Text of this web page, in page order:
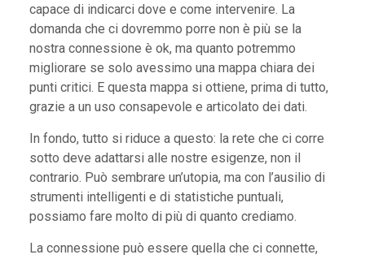
capace di indicarci dove e come intervenire. La
domanda che ci dovremmo porre non è più se la
nostra connessione è ok, ma quanto potremmo
migliorare se solo avessimo una mappa chiara dei
punti critici. E questa mappa si ottiene, prima di tutto,
grazie a un uso consapevole e articolato dei dati.
In fondo, tutto si riduce a questo: la rete che ci corre
sotto deve adattarsi alle nostre esigenze, non il
contrario. Può sembrare un’utopia, ma con l’ausilio di
strumenti intelligenti e di statistiche puntuali,
possiamo fare molto di più di quanto crediamo.
La connessione può essere quella che ci connette,